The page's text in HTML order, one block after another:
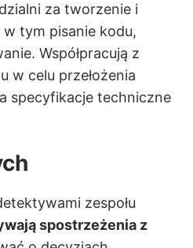
za tworzenie i
tym pisanie kodu,
Współpracują z
w celu przełożenia
specyfikacje techniczne
zespołu
spostrzeżenia z